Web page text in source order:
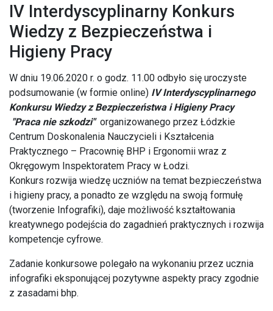
IV Interdyscyplinarny Konkurs
Wiedzy z Bezpieczeństwa i
Higieny Pracy
W dniu 19.06.2020 r. o godz. 11.00 odbyło się uroczyste
podsumowanie (w formie online) IV Interdyscyplinarnego
Konkursu Wiedzy z Bezpieczeństwa i Higieny Pracy
"Praca nie szkodzi" organizowanego przez Łódzkie
Centrum Doskonalenia Nauczycieli i Kształcenia
Praktycznego – Pracownię BHP i Ergonomii wraz z
Okręgowym Inspektoratem Pracy w Łodzi.
Konkurs rozwija wiedzę uczniów na temat bezpieczeństwa
i higieny pracy, a ponadto ze względu na swoją formułę
(tworzenie Infografiki), daje możliwość kształtowania
kreatywnego podejścia do zagadnień praktycznych i rozwija
kompetencje cyfrowe.
Zadanie konkursowe polegało na wykonaniu przez ucznia
infografiki eksponującej pozytywne aspekty pracy zgodnie
z zasadami bhp.